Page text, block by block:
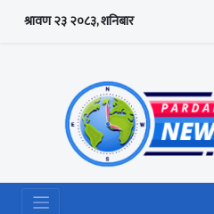
श्रावण २३ २०८३, शनिबार